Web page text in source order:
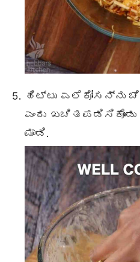
ಹಿಟ್ಟು ಎಲೆಕೋಸನ್ನು
ಎಂದು
ಮಾಡಿ.